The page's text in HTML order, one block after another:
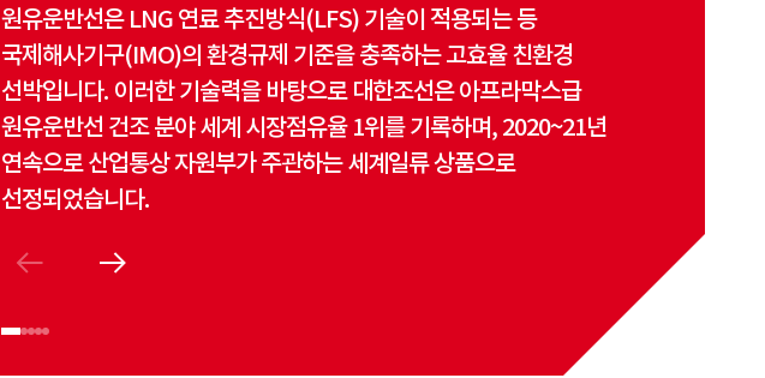
원유운반선은 LNG 연료 추진방식(LFS) 기술이 적용되는 등
국제해사기구(IMO)의 환경규제 기준을 충족하는 고효율 친환경
선박입니다. 이러한 기술력을 바탕으로 대한조선은 아프라막스급
원유운반선 건조 분야 세계 시장점유율 1위를 기록하며, 2020~21년
연속으로 산업통상 자원부가 주관하는 세계일류 상품으로
선정되었습니다.